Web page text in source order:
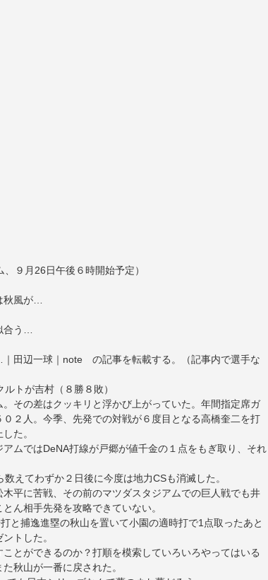
９月26日午後６時開始予定）
風が…
合う…
田辺一球｜noteの記事を転載する。（記事内で選手な
トが吉村（８勝８敗）
その差はクッキリと浮かび上がっていた。年間指定席ガ
２人。今季、先発での対戦が６度目となる高橋奎二を打
た。
ムではDeNA打線が戸郷が値千金の１点をもぎ取り、それ
えてわずか２日後に今度は地力CSも消滅した。
平に苦戦、その前のマツダスタジアムでの巨人戦でも井
ん相手先発を攻略できていない。
と捕逸進塁の秋山を置いて小園の適時打で1点取ったあと
トした。
とができるのか？打順を模索していろいろやってはいる
秋山が一番に戻された。